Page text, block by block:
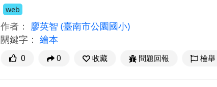
web
作者： 廖英智 (臺南市公園國小)
關鍵字： 繪本
0 0 收藏 問題回報 檢舉